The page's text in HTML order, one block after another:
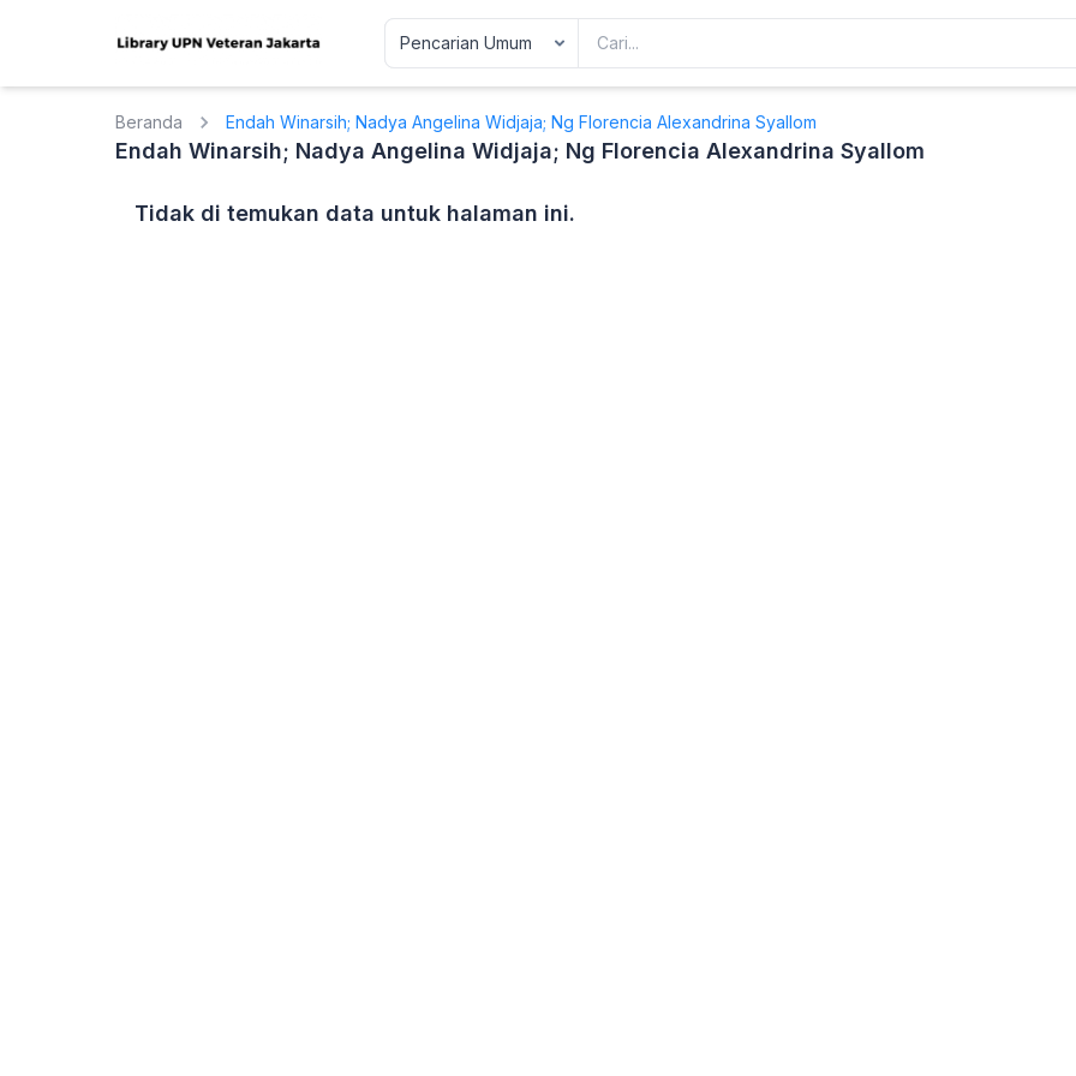
Beranda Endah Winarsih; Nadya Angelina Widjaja; Ng Florencia Alexandrina Syallom
Endah Winarsih; Nadya Angelina Widjaja; Ng Florencia Alexandrina Syallom
Tidak di temukan data untuk halaman ini.